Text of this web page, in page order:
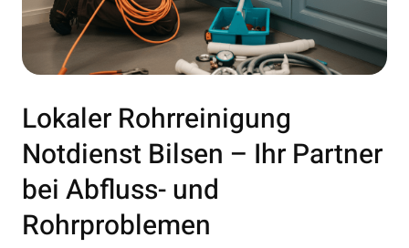
Lokaler Rohrreinigung
Notdienst Bilsen – Ihr Partner
bei Abfluss- und
Rohrproblemen